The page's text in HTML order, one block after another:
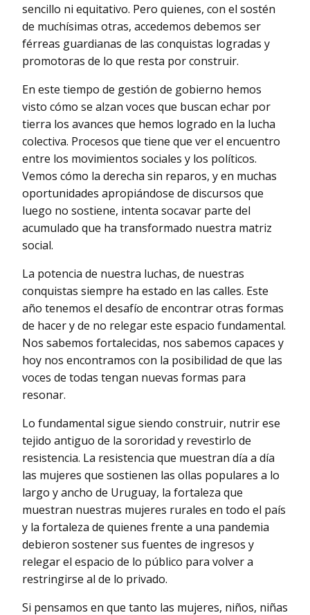
sencillo ni equitativo. Pero quienes, con el sostén
de muchísimas otras, accedemos debemos ser
férreas guardianas de las conquistas logradas y
promotoras de lo que resta por construir.
En este tiempo de gestión de gobierno hemos
visto cómo se alzan voces que buscan echar por
tierra los avances que hemos logrado en la lucha
colectiva. Procesos que tiene que ver el encuentro
entre los movimientos sociales y los políticos.
Vemos cómo la derecha sin reparos, y en muchas
oportunidades apropiándose de discursos que
luego no sostiene, intenta socavar parte del
acumulado que ha transformado nuestra matriz
social.
La potencia de nuestra luchas, de nuestras
conquistas siempre ha estado en las calles. Este
año tenemos el desafío de encontrar otras formas
de hacer y de no relegar este espacio fundamental.
Nos sabemos fortalecidas, nos sabemos capaces y
hoy nos encontramos con la posibilidad de que las
voces de todas tengan nuevas formas para
resonar.
Lo fundamental sigue siendo construir, nutrir ese
tejido antiguo de la sororidad y revestirlo de
resistencia. La resistencia que muestran día a día
las mujeres que sostienen las ollas populares a lo
largo y ancho de Uruguay, la fortaleza que
muestran nuestras mujeres rurales en todo el país
y la fortaleza de quienes frente a una pandemia
debieron sostener sus fuentes de ingresos y
relegar el espacio de lo público para volver a
restringirse al de lo privado.
Si pensamos en que tanto las mujeres, niños, niñas